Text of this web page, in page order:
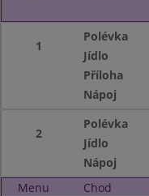
1
Polévka
Jídlo
Příloha
Nápoj
2
Polévka
Jídlo
Nápoj
Menu
Chod